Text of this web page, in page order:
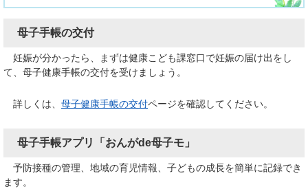
母子手帳の交付
妊娠が分かったら、まずは健康こども課窓口で妊娠の届け出をし
て、母子健康手帳の交付を受けましょう。
詳しくは、 母子健康手帳の交付ページを確認してください。
母子手帳アプリ「おんがde母子モ」
予防接種の管理、地域の育児情報、子どもの成長を簡単に記録でき
ます。